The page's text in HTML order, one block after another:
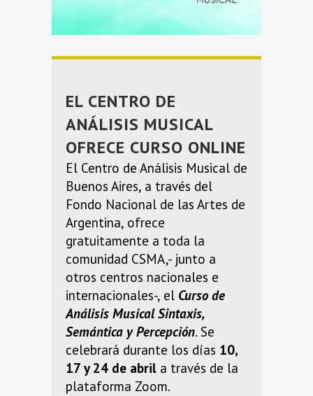
EL CENTRO DE
ANÁLISIS MUSICAL
OFRECE CURSO ONLINE
El Centro de Análisis Musical de
Buenos Aires, a través del
Fondo Nacional de las Artes de
Argentina, ofrece
gratuitamente a toda la
comunidad CSMA,- junto a
otros centros nacionales e
internacionales-, el Curso de
Análisis Musical Sintaxis,
Semántica y Percepción. Se
celebrará durante los días 10,
17 y 24 de abril a través de la
plataforma Zoom.